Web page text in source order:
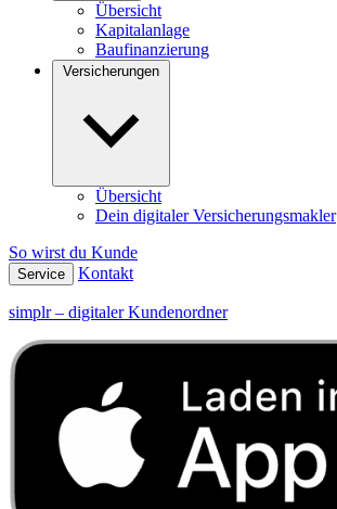
Übersicht
Kapitalanlage
Baufinanzierung
Versicherungen
Übersicht
Dein digitaler Versicherungsmakler
So wirst du Kunde
Service Kontakt
simplr – digitaler Kundenordner